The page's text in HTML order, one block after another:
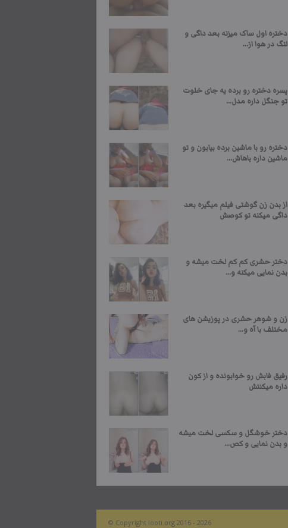
دختره اول ساک میزنه بعد داگی و
لنگ در هوا از...
پسره دختره رو برده یه جای خلوت
تو جنگل داره مدل...
دختره رو با ماشین برده بیابون و تو
ماشین داره باهاش...
از بدن زن گوشتی فیلم میگیره بعد
داگی میکنه تو کوصش
دختر حشری کم کم لخت میشه و
بدن نمایی میکنه و...
زن و شوهر حشری در پوزیشن های
مختلف با آه و...
رفیق فابش رو خوابونده و از کون
داره میکنتش
دختر خوشگل و سکسی لخت میشه
و بدن نمایی و کص...
© Copyright looti.org 2016 - 2026